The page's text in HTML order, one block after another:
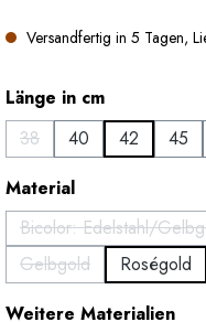
Versandfertig in 5 Tagen,
Länge in cmauswählen
38
(Diese Option ist zurzeit
40 42 45
Materialauswählen
Bicolor: Edelstahl/
(Diese
Gelbgold
(Diese Option ist zurzeit
Roségold
Weitere Materialien